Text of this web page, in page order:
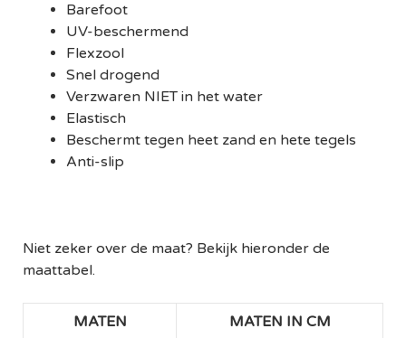
Barefoot
UV-beschermend
Flexzool
Snel drogend
Verzwaren NIET in het water
Elastisch
Beschermt tegen heet zand en hete tegels
Anti-slip
Niet zeker over de maat? Bekijk hieronder de
maattabel.
MATEN MATEN IN CM